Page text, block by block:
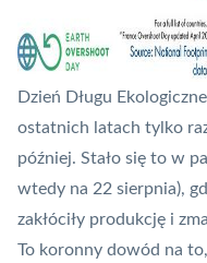
Dzień Długu
ostatnich latach tylko
później. Stało się to w
wtedy na 22 sierpnia),
zakłóciły produkcję i
To koronny dowód na